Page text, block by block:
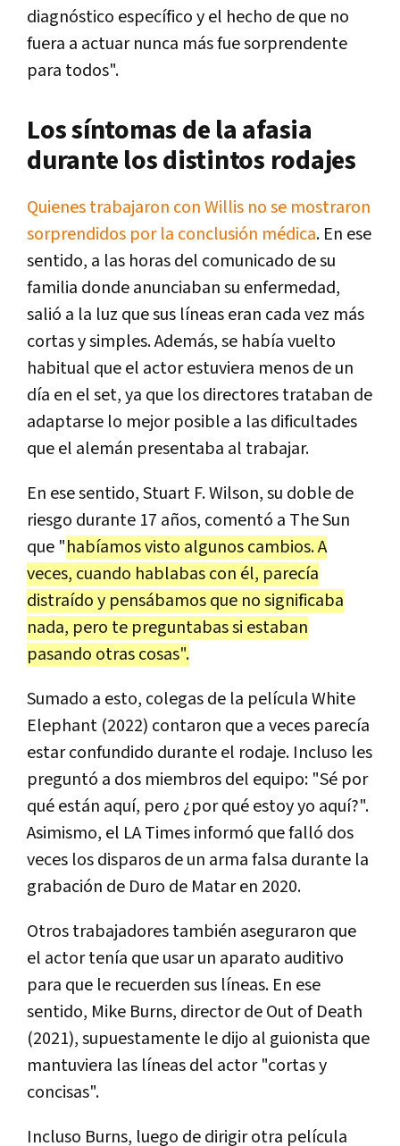
diagnóstico específico y el hecho de que no
fuera a actuar nunca más fue sorprendente
para todos".
Los síntomas de la afasia
durante los distintos rodajes
Quienes trabajaron con Willis no se mostraron
sorprendidos por la conclusión médica. En ese
sentido, a las horas del comunicado de su
familia donde anunciaban su enfermedad,
salió a la luz que sus líneas eran cada vez más
cortas y simples. Además, se había vuelto
habitual que el actor estuviera menos de un
día en el set, ya que los directores trataban de
adaptarse lo mejor posible a las dificultades
que el alemán presentaba al trabajar.
En ese sentido, Stuart F. Wilson, su doble de
riesgo durante 17 años, comentó a The Sun
que "habíamos visto algunos cambios. A
veces, cuando hablabas con él, parecía
distraído y pensábamos que no significaba
nada, pero te preguntabas si estaban
pasando otras cosas".
Sumado a esto, colegas de la película White
Elephant (2022) contaron que a veces parecía
estar confundido durante el rodaje. Incluso les
preguntó a dos miembros del equipo: "Sé por
qué están aquí, pero ¿por qué estoy yo aquí?".
Asimismo, el LA Times informó que falló dos
veces los disparos de un arma falsa durante la
grabación de Duro de Matar en 2020.
Otros trabajadores también aseguraron que
el actor tenía que usar un aparato auditivo
para que le recuerden sus líneas. En ese
sentido, Mike Burns, director de Out of Death
(2021), supuestamente le dijo al guionista que
mantuviera las líneas del actor "cortas y
concisas".
Incluso Burns, luego de dirigir otra película